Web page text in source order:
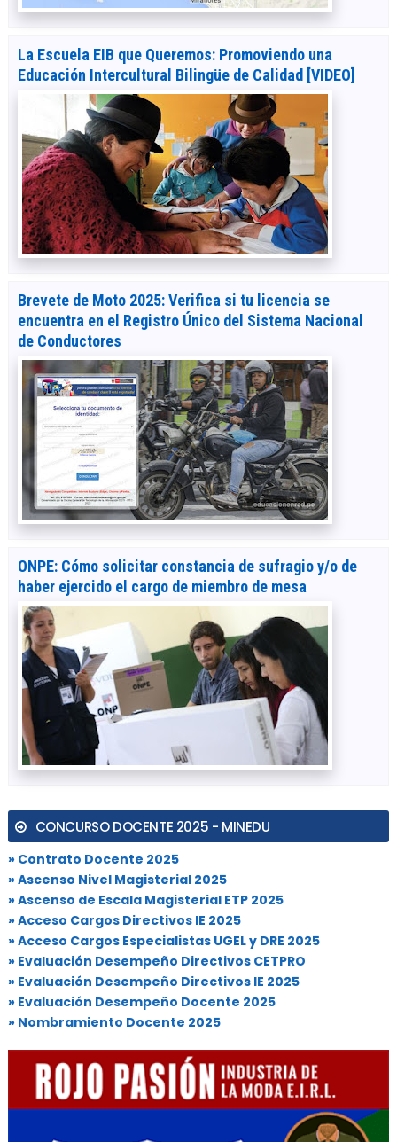
La Escuela EIB que Queremos: Promoviendo una
Educación Intercultural Bilingüe de Calidad [VIDEO]
Brevete de Moto 2025: Verifica si tu licencia se
encuentra en el Registro Único del Sistema Nacional
de Conductores
ONPE: Cómo solicitar constancia de sufragio y/o de
haber ejercido el cargo de miembro de mesa
CONCURSO DOCENTE 2025 - MINEDU
» Contrato Docente 2025
» Ascenso Nivel Magisterial 2025
» Ascenso de Escala Magisterial ETP 2025
» Acceso Cargos Directivos IE 2025
» Acceso Cargos Especialistas UGEL y DRE 2025
» Evaluación Desempeño Directivos CETPRO
» Evaluación Desempeño Directivos IE 2025
» Evaluación Desempeño Docente 2025
» Nombramiento Docente 2025